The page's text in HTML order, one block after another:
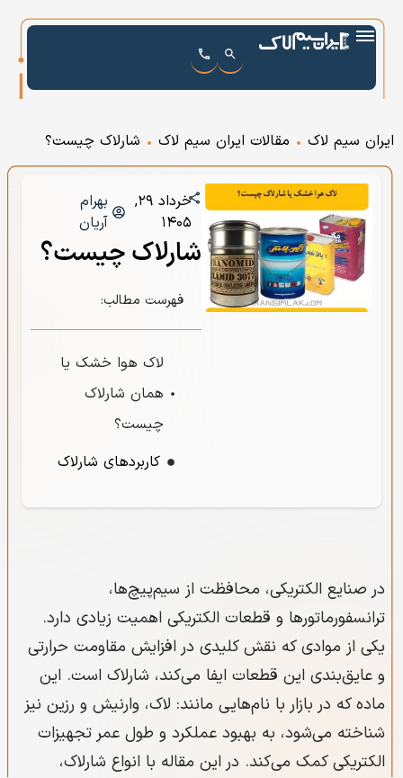
ایران سیم لاک • مقالات ایران سیم لاک • شارلاک چیست؟
خرداد ۲۹,
۱۴۰۵
بهرام
آریان
شارلاک چیست؟
فهرست مطالب:
لاک هوا خشک یا
همان شارلاک
چیست؟
کاربردهای شارلاک
شارلاک کوره ای:
روش اعمال شارلاک
سریع خشک:
ویژگی‌های روش
اعمال شارلاک سریع
خشک:
در صنایع الکتریکی، محافظت از سیم‌پیچ‌ها،
ترانسفورماتورها و قطعات الکتریکی اهمیت زیادی دارد.
یکی از موادی که نقش کلیدی در افزایش مقاومت حرارتی
و عایق‌بندی این قطعات ایفا می‌کند، شارلاک است. این
ماده که در بازار با نام‌هایی مانند: لاک، وارنیش و رزین نیز
شناخته می‌شود، به بهبود عملکرد و طول عمر تجهیزات
الکتریکی کمک می‌کند. در این مقاله با انواع شارلاک،